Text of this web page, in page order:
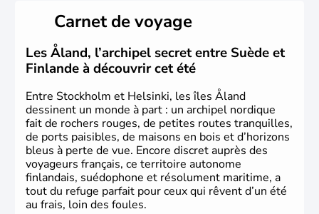
de cuivre et de bois.
Carnet de voyage
Les Åland, l’archipel secret entre Suède et
Finlande à découvrir cet été
Entre Stockholm et Helsinki, les îles Åland
dessinent un monde à part : un archipel nordique
fait de rochers rouges, de petites routes tranquilles,
de ports paisibles, de maisons en bois et d’horizons
bleus à perte de vue. Encore discret auprès des
voyageurs français, ce territoire autonome
finlandais, suédophone et résolument maritime, a
tout du refuge parfait pour ceux qui rêvent d’un été
au frais, loin des foules.